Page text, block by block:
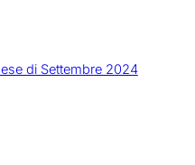
di Settembre 2024